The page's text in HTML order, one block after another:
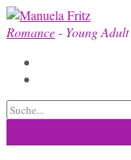
Skip
to
Romance- Young Adult